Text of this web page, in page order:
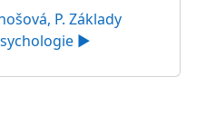
P. Základy
▶︎